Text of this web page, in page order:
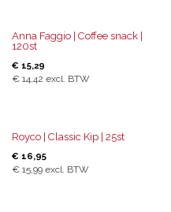
Anna Faggio | Coffee snack |
120st
€ 15,29
€ 14,42 excl. BTW
Royco | Classic Kip | 25st
€ 16,95
€ 15,99 excl. BTW